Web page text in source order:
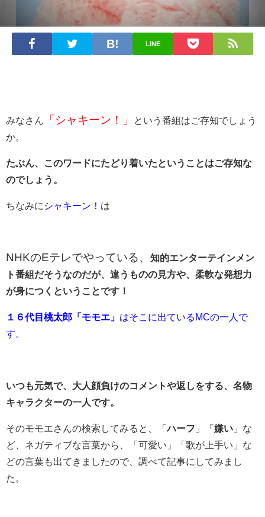
LINE
みなさん 「シャキーン！」
という番組はご存知でしょう
か。
たぶん、このワードにたどり着いたということはご存知な
のでしょう。
ちなみに シャキーン！ は
NHKのEテレでやっている、 知的エンターテインメン
ト番組だそうなのだが、違うものの見方や、柔軟な発想力
が身につくということです！
１６代目桃太郎「モモエ」 はそこに出ているMCの一人で
す。
いつも元気で、 大人顔負けのコメントや返しをする、名物
キャラクターの一人です。
そのモモエさんの検索してみると、「 ハーフ 」「 嫌い 」な
ど、ネガティブな言葉から、「可愛い」「歌が上手い」な
どの言葉も出てきましたので、調べて記事にしてみまし
た。